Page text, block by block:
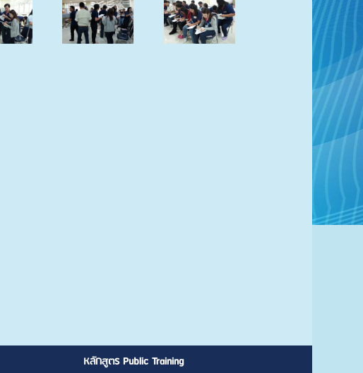
หลักสูตร Public Training